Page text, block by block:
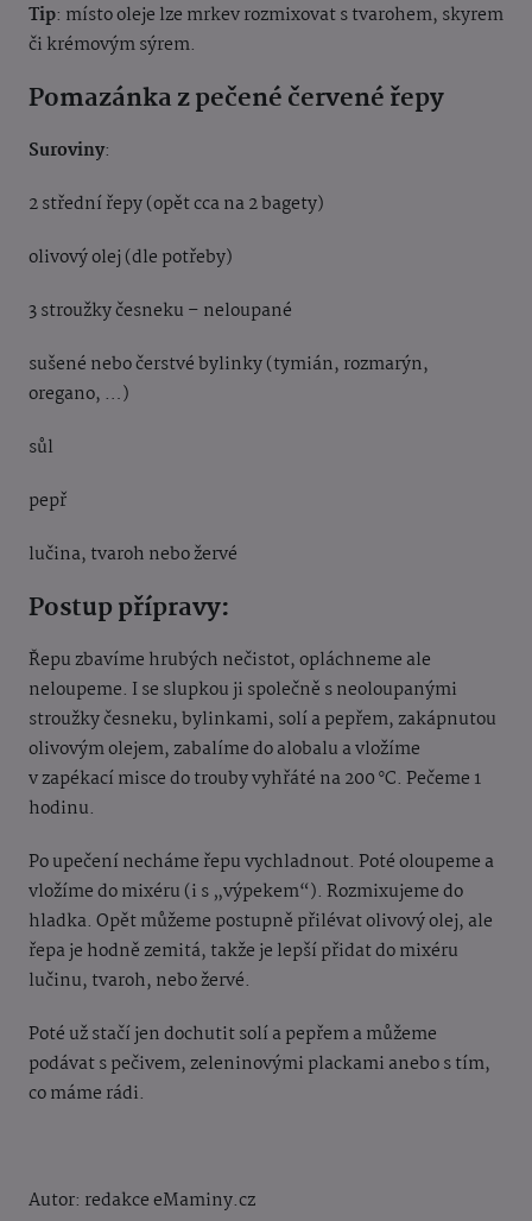
Tip: místo oleje lze mrkev rozmixovat s tvarohem, skyrem
či krémovým sýrem.
Pomazánka z pečené červené řepy
Suroviny:
2 střední řepy (opět cca na 2 bagety)
olivový olej (dle potřeby)
3 stroužky česneku – neloupané
sušené nebo čerstvé bylinky (tymián, rozmarýn,
oregano, …)
sůl
pepř
lučina, tvaroh nebo žervé
Postup přípravy:
Řepu zbavíme hrubých nečistot, opláchneme ale
neloupeme. I se slupkou ji společně s neoloupanými
stroužky česneku, bylinkami, solí a pepřem, zakápnutou
olivovým olejem, zabalíme do alobalu a vložíme
v zapékací misce do trouby vyhřáté na 200 °C. Pečeme 1
hodinu.
Po upečení necháme řepu vychladnout. Poté oloupeme a
vložíme do mixéru (i s „výpekem“). Rozmixujeme do
hladka. Opět můžeme postupně přilévat olivový olej, ale
řepa je hodně zemitá, takže je lepší přidat do mixéru
lučinu, tvaroh, nebo žervé.
Poté už stačí jen dochutit solí a pepřem a můžeme
podávat s pečivem, zeleninovými plackami anebo s tím,
co máme rádi.
Autor: redakce eMaminy.cz